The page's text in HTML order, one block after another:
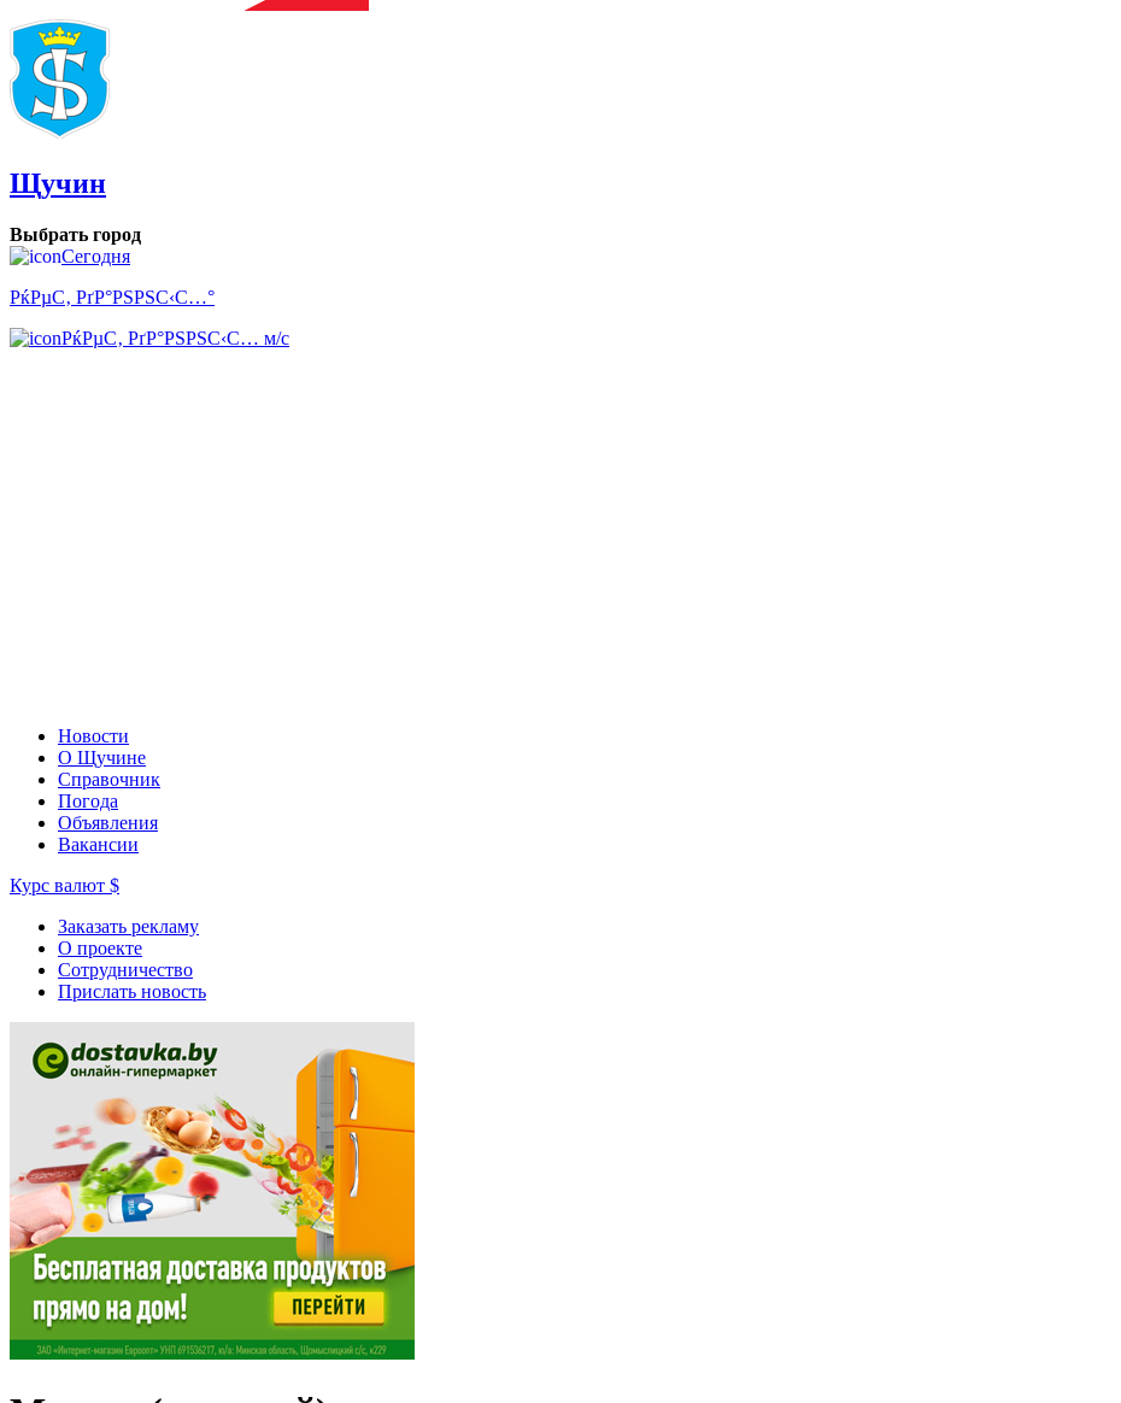
Щучин
Выбрать город
Сегодня
РќРµС‚ РґР°РЅРЅС‹С…°
РќРµС‚ РґР°РЅРЅС‹С… м/с
Новости
О Щучине
Справочник
Погода
Объявления
Вакансии
Курс валют $
Заказать рекламу
О проекте
Сотрудничество
Прислать новость